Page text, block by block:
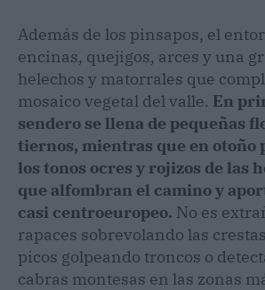
Además de los pinsapos, el
encinas, quejigos, arces y una
helechos y matorrales que
mosaico vegetal del valle. En
sendero se llena de pequeñas
tiernos, mientras que en otoño
los tonos ocres y rojizos de las
que alfombran el camino y
casi centroeuropeo. No es
rapaces sobrevolando las
picos golpeando troncos o
cabras montesas en las zonas